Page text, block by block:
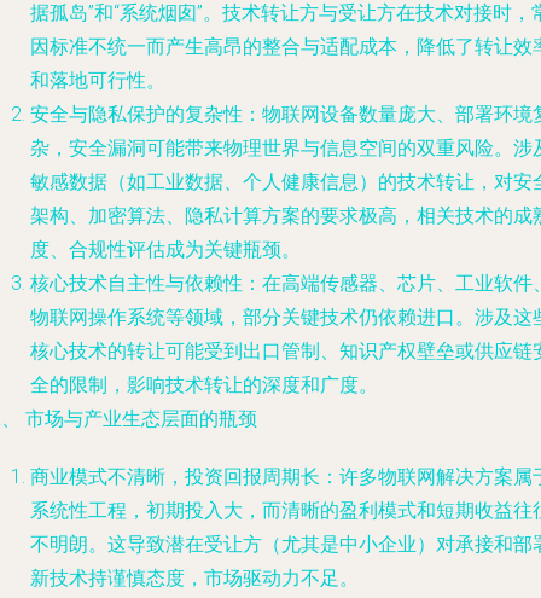
据孤岛”和“系统烟囱”。技术转让方与受让方在技术对接时，
因标准不统一而产生高昂的整合与适配成本，降低了转让效
和落地可行性。
安全与隐私保护的复杂性 ：物联网设备数量庞大、部署环境
杂，安全漏洞可能带来物理世界与信息空间的双重风险。涉
敏感数据（如工业数据、个人健康信息）的技术转让，对安
架构、加密算法、隐私计算方案的要求极高，相关技术的成
度、合规性评估成为关键瓶颈。
核心技术自主性与依赖性 ：在高端传感器、芯片、工业软件
物联网操作系统等领域，部分关键技术仍依赖进口。涉及这
核心技术的转让可能受到出口管制、知识产权壁垒或供应链
全的限制，影响技术转让的深度和广度。
市场与产业生态层面的瓶颈
商业模式不清晰，投资回报周期长 ：许多物联网解决方案属
系统性工程，初期投入大，而清晰的盈利模式和短期收益往
不明朗。这导致潜在受让方（尤其是中小企业）对承接和部
新技术持谨慎态度，市场驱动力不足。